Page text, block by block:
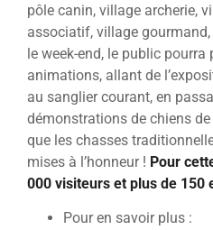
pôle canin, village archerie,
associatif, village
le week-end, le public
animations, allant de
au sanglier courant, en
démonstrations de chiens
que les chasses
mises à l’honneur ! Pour
000 visiteurs et plus de 150
Pour en savoir plus :